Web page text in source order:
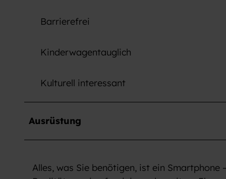
Barrierefrei
Kinderwagentauglich
Kulturell interessant
Ausrüstung
Alles, was Sie benötigen, ist ein Smartphone